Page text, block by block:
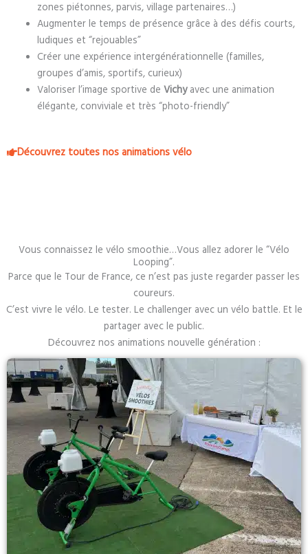
zones piétonnes, parvis, village partenaires…)
Augmenter le temps de présence grâce à des défis courts,
ludiques et “rejouables”
Créer une expérience intergénérationnelle (familles,
groupes d’amis, sportifs, curieux)
Valoriser l’image sportive de Vichyavec une animation
élégante, conviviale et très “photo-friendly”
Découvrez toutes nos animations vélo
Vous connaissez le vélo smoothie…Vous allez adorer le “Vélo
Looping”.
Parce que le Tour de France, ce n’est pas juste regarder passer les
coureurs.
C’est vivre le vélo. Le tester. Le challenger avec un vélo battle. Et le
partager avec le public.
Découvrez nos animations nouvelle génération :